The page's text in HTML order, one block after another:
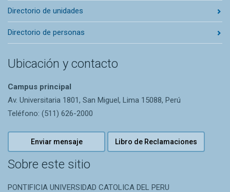
Directorio de unidades
Directorio de personas
Ubicación y contacto
Campus principal
Av. Universitaria 1801, San Miguel, Lima 15088, Perú
Teléfono: (511) 626-2000
Enviar mensaje Libro de Reclamaciones
Sobre este sitio
PONTIFICIA UNIVERSIDAD CATOLICA DEL PERU